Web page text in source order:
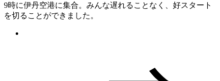
9時に伊丹空港に集合。みんな遅れることなく、好スタート
を切ることができました。